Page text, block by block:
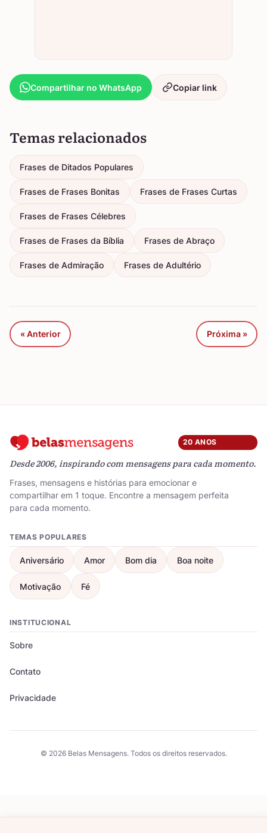
Compartilhar no WhatsApp Copiar link
Temas relacionados
Frases de Ditados Populares
Frases de Frases Bonitas Frases de Frases Curtas
Frases de Frases Célebres
Frases de Frases da Bíblia Frases de Abraço
Frases de Admiração Frases de Adultério
« Anterior Próxima »
20 ANOS
Desde 2006, inspirando com mensagens para cada momento.
Frases, mensagens e histórias para emocionar e
compartilhar em 1 toque. Encontre a mensagem perfeita
para cada momento.
TEMAS POPULARES
Aniversário Amor Bom dia Boa noite
Motivação Fé
INSTITUCIONAL
Sobre
Contato
Privacidade
© 2026 Belas Mensagens. Todos os direitos reservados.